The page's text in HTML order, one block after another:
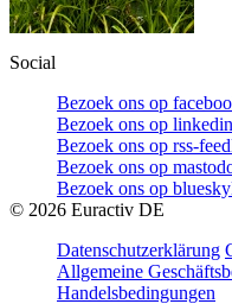
Social
Bezoek ons op
Bezoek ons op linkedin
Bezoek ons op rss-feed
Bezoek ons op
Bezoek ons op bluesky
© 2026 Euractiv DE
Datenschutzerklärung
Allgemeine
Handelsbedingungen